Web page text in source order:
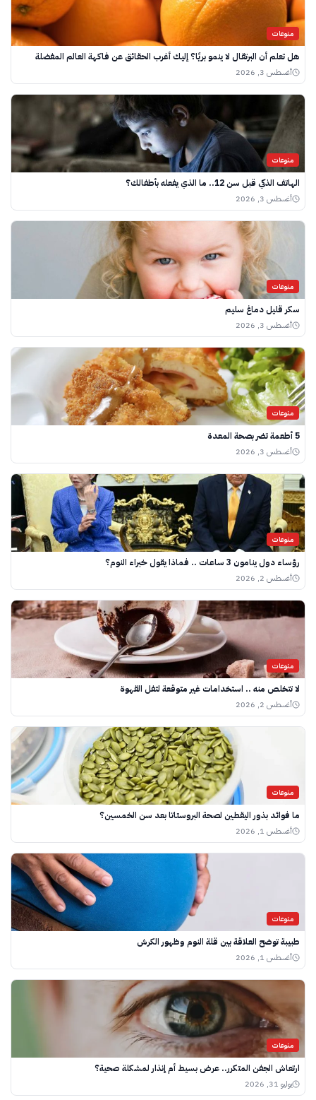
منوعات
هل تعلم أن البرتقال لا ينمو بريًا؟ إليك أغرب الحقائق عن فاكهة العالم المفضلة
أغسطس 3, 2026
منوعات
الهاتف الذكي قبل سن 12.. ما الذي يفعله بأطفالك؟
أغسطس 3, 2026
منوعات
سكر قليل دماغ سليم
أغسطس 3, 2026
منوعات
5 أطعمة تضر بصحة المعدة
أغسطس 3, 2026
منوعات
رؤساء دول ينامون 3 ساعات .. فماذا يقول خبراء النوم؟
أغسطس 2, 2026
منوعات
لا تتخلص منه .. استخدامات غير متوقعة لتفل القهوة
أغسطس 2, 2026
منوعات
ما فوائد بذور اليقطين لصحة البروستاتا بعد سن الخمسين؟
أغسطس 1, 2026
منوعات
طبيبة توضح العلاقة بين قلة النوم وظهور الكرش
أغسطس 1, 2026
منوعات
ارتعاش الجفن المتكرر.. عرض بسيط أم إنذار لمشكلة صحية؟
يوليو 31, 2026